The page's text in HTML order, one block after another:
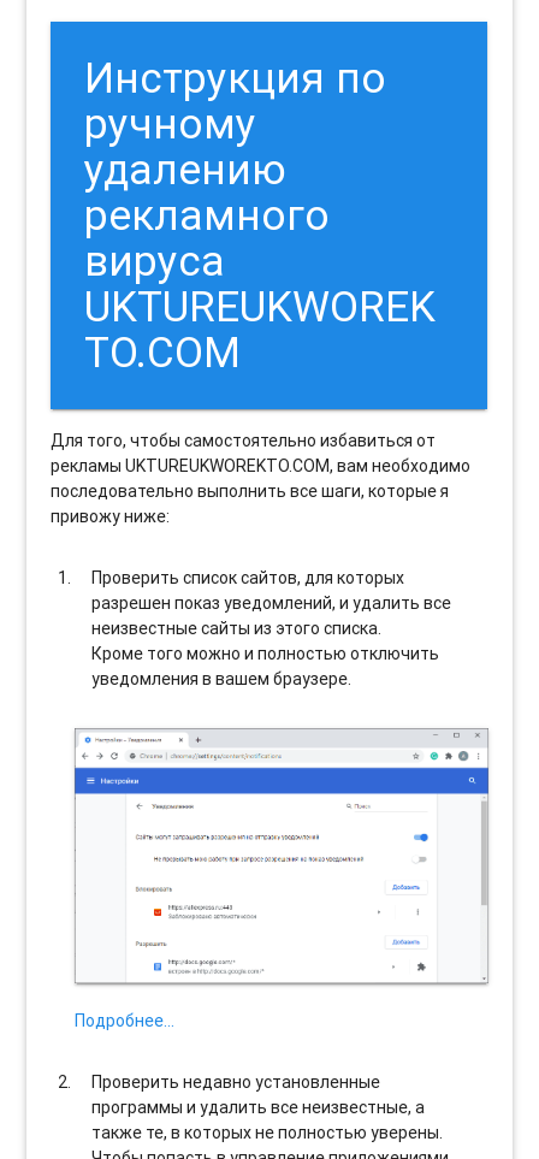
Инструкция по
ручному
удалению
рекламного
вируса
UKTUREUKWOREK
TO.COM
Для того, чтобы самостоятельно избавиться от
рекламы UKTUREUKWOREKTO.COM, вам необходимо
последовательно выполнить все шаги, которые я
привожу ниже:
Проверить список сайтов, для которых
разрешен показ уведомлений, и удалить все
неизвестные сайты из этого списка.
Кроме того можно и полностью отключить
уведомления в вашем браузере.
Подробнее…
Проверить недавно установленные
программы и удалить все неизвестные, а
также те, в которых не полностью уверены.